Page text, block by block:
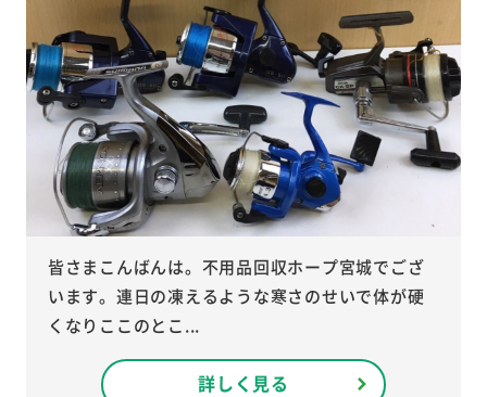
皆さまこんばんは。不用品回収ホープ宮城でござ
います。連日の凍えるような寒さのせいで体が硬
くなりここのとこ...
詳しく見る